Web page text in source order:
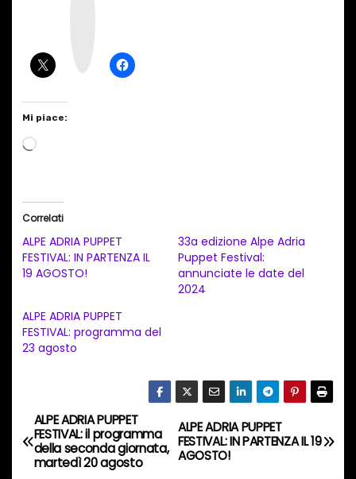
Mi piace:
C
i
a
m
n
t
c
o
Correlati
ALPE ADRIA PUPPET
FESTIVAL: IN PARTENZA IL
19 AGOSTO!
33a edizione Alpe Adria
Puppet Festival:
annunciate le date del
2024
ALPE ADRIA PUPPET
FESTIVAL: programma del
23 agosto
N
a
ALPE ADRIA PUPPET
FESTIVAL: IN PARTENZA IL 19
AGOSTO!
ALPE ADRIA PUPPET
FESTIVAL: il programma
della seconda giornata,
martedì 20 agosto